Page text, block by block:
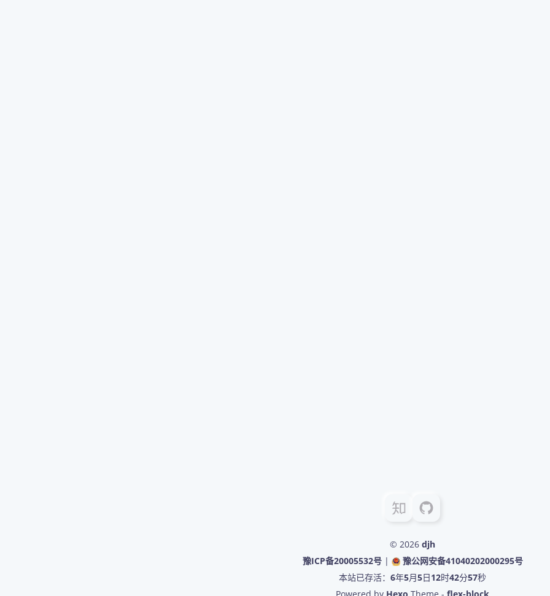
© 2026 djh
豫ICP备20005532号|
豫公网安备41040202000295号
本站已存活： 6年5月5日12时42分58秒